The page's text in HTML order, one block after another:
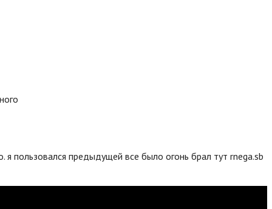
пользовался предыдущей все было огонь брал тут rnega.sb